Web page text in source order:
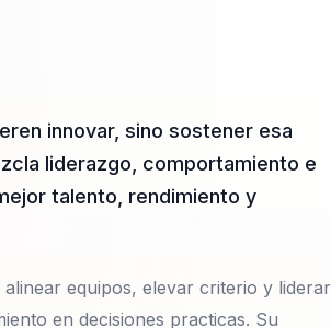
innovar, sino sostener esa
liderazgo, comportamiento e
talento, rendimiento y
equipos, elevar criterio y liderar
en decisiones practicas. Su